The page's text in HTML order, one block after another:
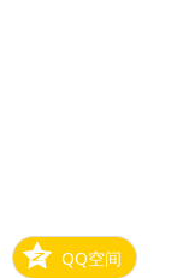
QQ空间